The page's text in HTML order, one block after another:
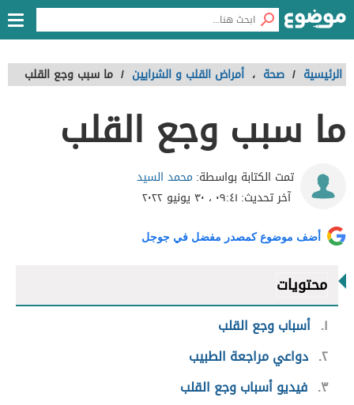
الرئيسية / صحة ، أمراض القلب و الشرايين / ما سبب وجع القلب
ما سبب وجع القلب
تمت الكتابة بواسطة: محمد السيد
آخر تحديث: ٠٩:٤١ ، ٣٠ يونيو ٢٠٢٢
أضف موضوع كمصدر مفضل في جوجل
محتويات
١ أسباب وجع القلب
٢ دواعي مراجعة الطبيب
٣ فيديو أسباب وجع القلب